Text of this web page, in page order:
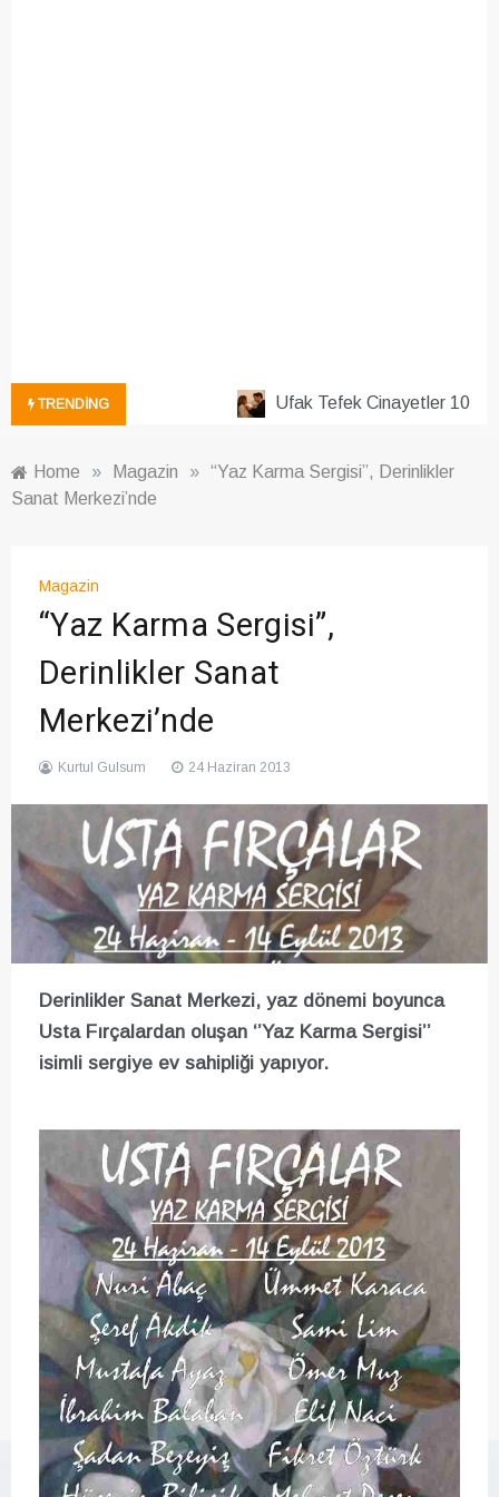
TRENDING Ufak Tefek Cinayetler 10.
Home » Magazin » “Yaz Karma Sergisi”, Derinlikler
Sanat Merkezi’nde
Magazin
“Yaz Karma Sergisi”,
Derinlikler Sanat
Merkezi’nde
Kurtul Gulsum 24 Haziran 2013
Derinlikler Sanat Merkezi, yaz dönemi boyunca
Usta Fırçalardan oluşan ‘’Yaz Karma Sergisi’’
isimli sergiye ev sahipliği yapıyor.